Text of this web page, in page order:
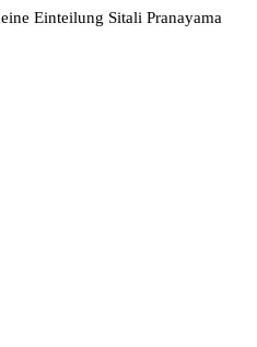
Einteilung Sitali Pranayama